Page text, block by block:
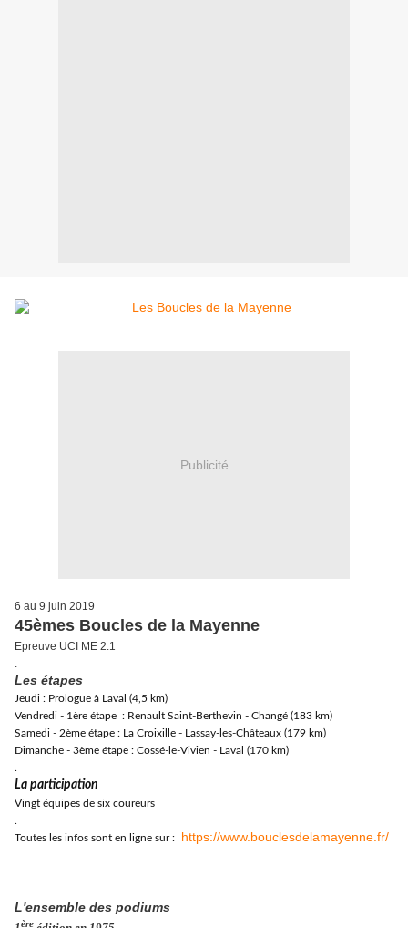
Publicité
6 au 9 juin 2019
45èmes Boucles de la Mayenne
Epreuve UCI ME 2.1
.
Les étapes
Jeudi : Prologue à Laval (4,5 km)
Vendredi - 1ère étape : Renault Saint-Berthevin - Changé (183 km)
Samedi - 2ème étape : La Croixille - Lassay-les-Châteaux (179 km)
Dimanche - 3ème étape : Cossé-le-Vivien - Laval (170 km)
.
La participation
Vingt équipes de six coureurs
.
Toutes les infos sont en ligne sur :
https://www.bouclesdelamayenne.fr/
L'ensemble des podiums
ère